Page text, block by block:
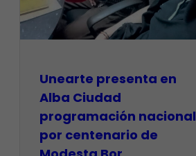
​Unearte presenta en
Alba Ciudad
programación nacional
por centenario de